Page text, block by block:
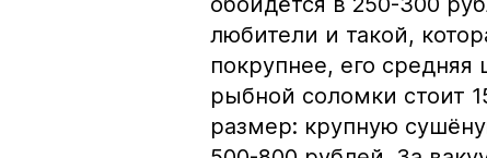
любители и такой,
покрупнее, его средняя
рыбной соломки стоит
размер: крупную